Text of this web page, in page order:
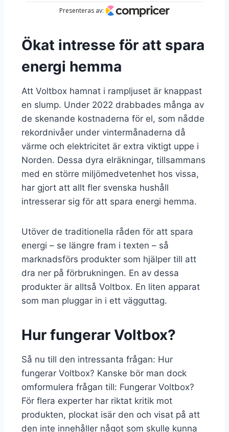
Ökat intresse för att spara
energi hemma
Att Voltbox hamnat i rampljuset är knappast
en slump. Under 2022 drabbades många av
de skenande kostnaderna för el, som nådde
rekordnivåer under vintermånaderna då
värme och elektricitet är extra viktigt uppe i
Norden. Dessa dyra elräkningar, tillsammans
med en större miljömedvetenhet hos vissa,
har gjort att allt fler svenska hushåll
intresserar sig för att spara energi hemma.
Utöver de traditionella råden för att spara
energi – se längre fram i texten – så
marknadsförs produkter som hjälper till att
dra ner på förbrukningen. En av dessa
produkter är alltså Voltbox. En liten apparat
som man pluggar in i ett vägguttag.
Hur fungerar Voltbox?
Så nu till den intressanta frågan: Hur
fungerar Voltbox? Kanske bör man dock
omformulera frågan till: Fungerar Voltbox?
För flera experter har riktat kritik mot
produkten, plockat isär den och visat på att
den inte innehåller något som skulle kunna